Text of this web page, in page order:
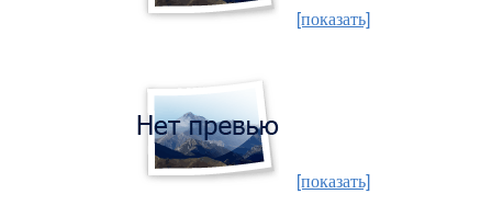
[показать]
[показать]